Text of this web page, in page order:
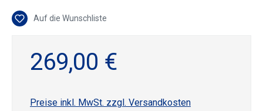
Auf die Wunschliste
269,00 €
Preise inkl. MwSt. zzgl. Versandkosten